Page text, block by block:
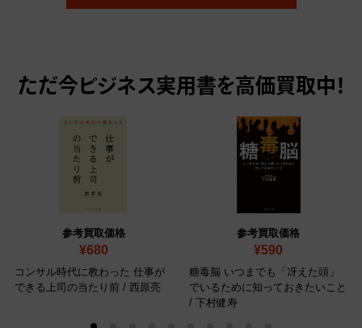
ただ今 ビジネス実用書を高価買取中！
参考買取価格
¥680
コンサル時代に教わった 仕事が
できる上司の当たり前 / 西原亮
参考買取価格
¥590
糖毒脳 いつまでも「冴えた頭」
でいるために知っておきたいこと
/ 下村健寿